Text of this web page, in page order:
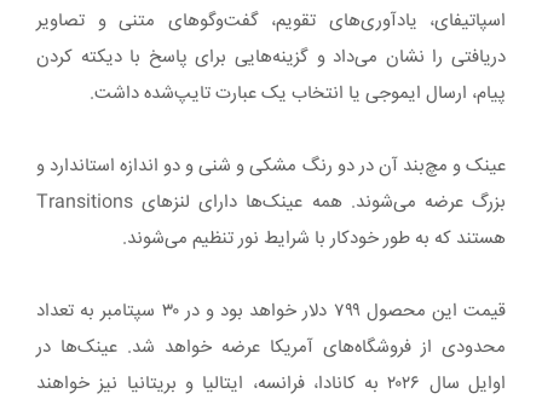
اسپاتیفای، یادآوری‌های تقویم، گفت‌وگوهای متنی و تصاویر
دریافتی را نشان می‌داد و گزینه‌هایی برای پاسخ با دیکته کردن
پیام، ارسال ایموجی یا انتخاب یک عبارت تایپ‌شده داشت.
عینک و مچ‌بند آن در دو رنگ مشکی و شنی و دو اندازه استاندارد و
بزرگ عرضه می‌شوند. همه عینک‌ها دارای لنزهای Transitions
هستند که به طور خودکار با شرایط نور تنظیم می‌شوند.
قیمت این محصول ۷۹۹ دلار خواهد بود و در ۳۰ سپتامبر به تعداد
محدودی از فروشگاه‌های آمریکا عرضه خواهد شد. عینک‌ها در
اوایل سال ۲۰۲۶ به کانادا، فرانسه، ایتالیا و بریتانیا نیز خواهند